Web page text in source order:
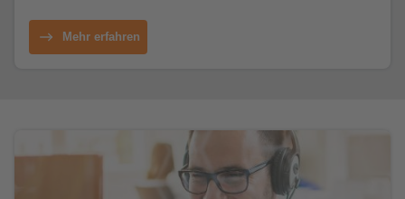
Mehr erfahren